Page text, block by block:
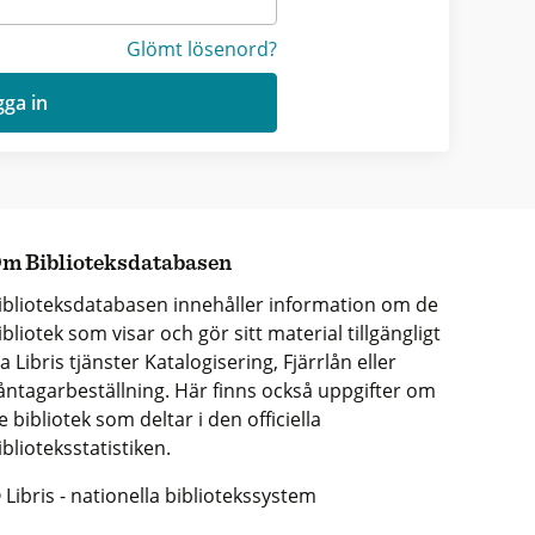
Glömt lösenord?
in
Biblioteksdatabasen
innehåller information om de
som visar och gör sitt material tillgängligt
Libris tjänster Katalogisering, Fjärrlån eller
Här finns också uppgifter om
bibliotek som deltar i den officiella
- nationella bibliotekssystem